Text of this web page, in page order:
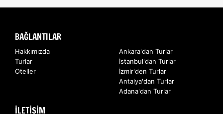
Ulaşım ve Transfer
Ek Hizmetler
BAĞLANTILAR
Hakkımızda
Turlar
Oteller
Ankara'dan Turlar
İstanbul'dan Turlar
İzmir'den Turlar
Antalya'dan Turlar
Adana'dan Turlar
İLETİŞİM